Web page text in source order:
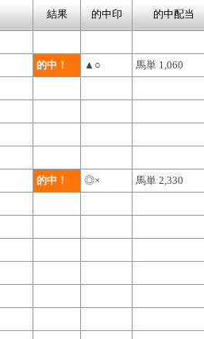
結果 的中印 的中配当
的中！ ▲○
馬単 1,060
的中！ ◎×
馬単 2,330